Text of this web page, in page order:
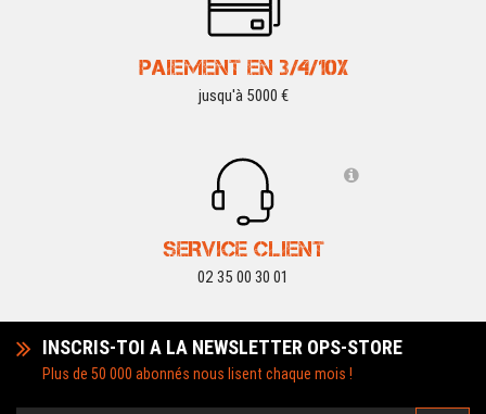
PAIEMENT EN 3/4/10X
jusqu'à 5000 €
SERVICE CLIENT
02 35 00 30 01
INSCRIS-TOI A LA NEWSLETTER OPS-STORE
Plus de 50 000 abonnés nous lisent chaque mois !